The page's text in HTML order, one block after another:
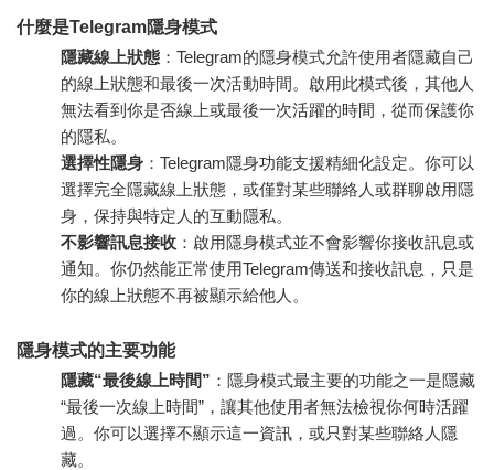
什麼是Telegram隱身模式
隱藏線上狀態 ：Telegram的隱身模式允許使用者隱藏自己
的線上狀態和最後一次活動時間。啟用此模式後，其他人
無法看到你是否線上或最後一次活躍的時間，從而保護你
的隱私。
選擇性隱身 ：Telegram隱身功能支援精細化設定。你可以
選擇完全隱藏線上狀態，或僅對某些聯絡人或群聊啟用隱
身，保持與特定人的互動隱私。
不影響訊息接收 ：啟用隱身模式並不會影響你接收訊息或
通知。你仍然能正常使用Telegram傳送和接收訊息，只是
你的線上狀態不再被顯示給他人。
隱身模式的主要功能
隱藏“最後線上時間” ：隱身模式最主要的功能之一是隱藏
“最後一次線上時間”，讓其他使用者無法檢視你何時活躍
過。你可以選擇不顯示這一資訊，或只對某些聯絡人隱
藏。